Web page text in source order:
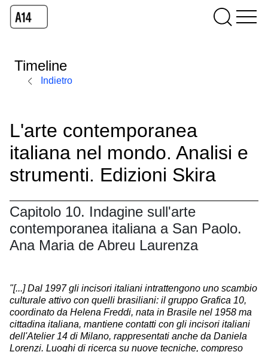
Timeline
Indietro
L'arte contemporanea
italiana nel mondo. Analisi e
strumenti. Edizioni Skira
Capitolo 10. Indagine sull'arte
contemporanea italiana a San Paolo.
Ana Maria de Abreu Laurenza
"[...] Dal 1997 gli incisori italiani intrattengono uno scambio
culturale attivo con quelli brasiliani: il gruppo Grafica 10,
coordinato da Helena Freddi, nata in Brasile nel 1958 ma
cittadina italiana, mantiene contatti con gli incisori italiani
dell'Atelier 14 di Milano, rappresentati anche da Daniela
Lorenzi. Luoghi di ricerca su nuove tecniche, compreso